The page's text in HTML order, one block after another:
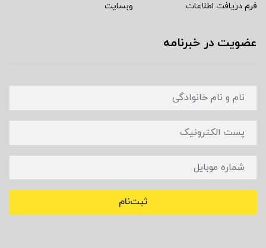
فرم دریافت اطلاعات
وبسایت
عضویت در خبرنامه
ثبت‌نام